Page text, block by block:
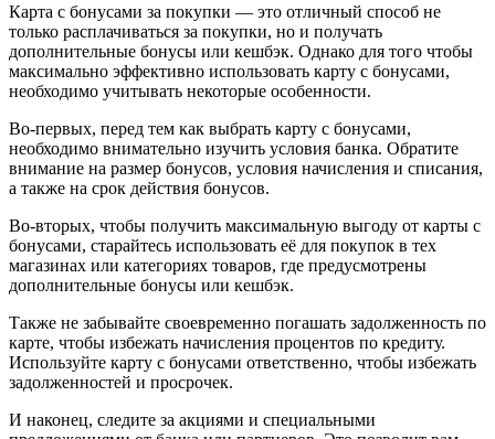
Карта с бонусами за покупки — это отличный способ не
только расплачиваться за покупки, но и получать
дополнительные бонусы или кешбэк. Однако для того чтобы
максимально эффективно использовать карту с бонусами,
необходимо учитывать некоторые особенности.
Во-первых, перед тем как выбрать карту с бонусами,
необходимо внимательно изучить условия банка. Обратите
внимание на размер бонусов, условия начисления и списания,
а также на срок действия бонусов.
Во-вторых, чтобы получить максимальную выгоду от карты с
бонусами, старайтесь использовать её для покупок в тех
магазинах или категориях товаров, где предусмотрены
дополнительные бонусы или кешбэк.
Также не забывайте своевременно погашать задолженность по
карте, чтобы избежать начисления процентов по кредиту.
Используйте карту с бонусами ответственно, чтобы избежать
задолженностей и просрочек.
И наконец, следите за акциями и специальными